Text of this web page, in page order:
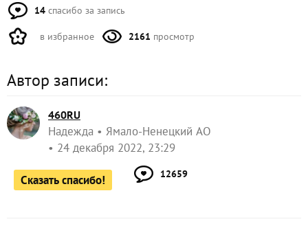
14 спасибо за запись
в избранное 2161 просмотр
Автор записи:
460RU
Надежда
Ямало-Ненецкий АО
24 декабря 2022, 23:29
Сказать спасибо! 12659